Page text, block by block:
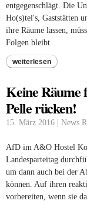
entgegenschlägt. Die
Ho(s)tel's, Gaststätten
ihre Räume lassen,
Folgen bleibt.
weiterlesen
Keine Räume
Pelle rücken!
15. März 2016 | News
AfD im A&O Hostel
Landesparteitag
um dann auch bei der
können. Auf ihren
vorbereiten, wenn sie